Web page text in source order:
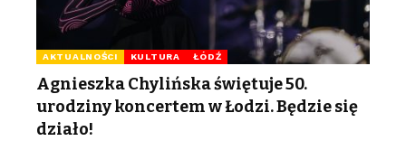
AKTUALNOŚCI KULTURA ŁÓDŹ
Agnieszka Chylińska świętuje 50.
urodziny koncertem w Łodzi. Będzie się
działo!